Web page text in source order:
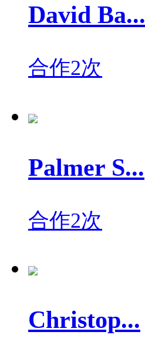
David Ba...
合作2次
Palmer S...
合作2次
Christop...